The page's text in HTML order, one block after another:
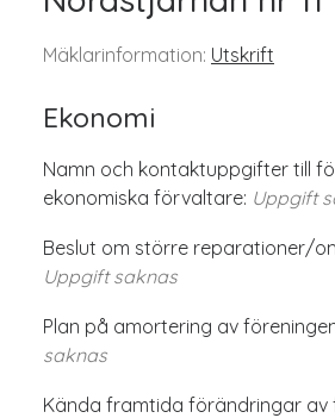
Mäklarinformation: Utskrift
Ekonomi
Namn och kontaktuppgifter till
ekonomiska förvaltare: Uppgift
Beslut om större reparationer/
Uppgift saknas
Plan på amortering av
saknas
Kända framtida förändringar av